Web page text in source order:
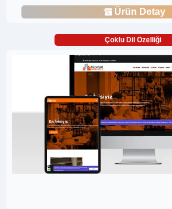
Ürün Detay
Çoklu Dil Özelliği